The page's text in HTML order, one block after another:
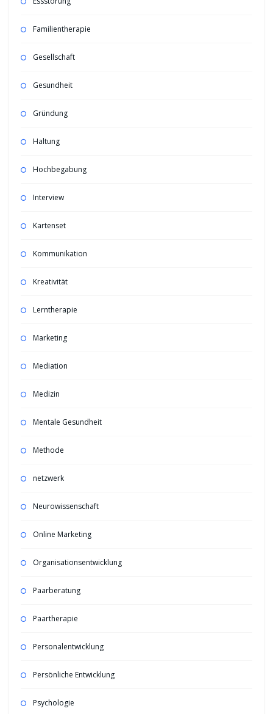
Familientherapie
Gesellschaft
Gesundheit
Gründung
Haltung
Hochbegabung
Interview
Kartenset
Kommunikation
Kreativität
Lerntherapie
Marketing
Mediation
Medizin
Mentale Gesundheit
Methode
netzwerk
Neurowissenschaft
Online Marketing
Organisationsentwicklung
Paarberatung
Paartherapie
Personalentwicklung
Persönliche Entwicklung
Psychologie